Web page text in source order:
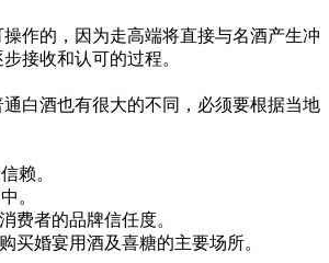
作的，因为走高端将直接与名酒产生冲
接收和认可的过程。
白酒也有很大的不同，必须要根据当地
赖。
。
者的品牌信任度。
婚宴用酒及喜糖的主要场所。